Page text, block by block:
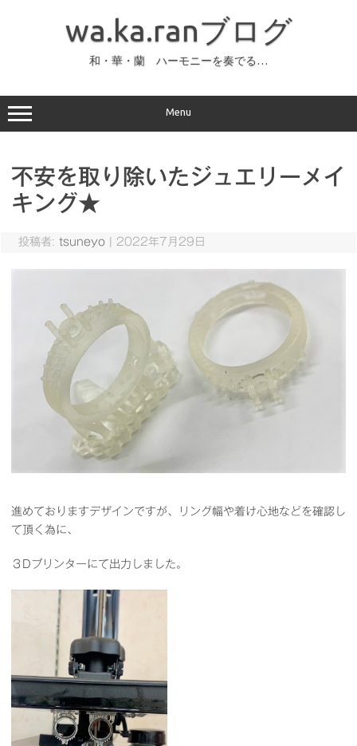
ッ
プ
wa.ka.ranブログ
和・華・蘭 ハーモニーを奏でる…
Menu
不安を取り除いたジュエリーメイ
キング★
投稿者: tsuneyo 2022年7月29日
進めておりますデザインですが、リング幅や着け心地などを確認し
て頂く為に、
３Dプリンターにて出力しました。